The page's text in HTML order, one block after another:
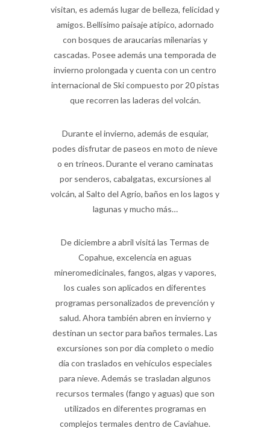
visitan, es además lugar de belleza, felicidad y
amigos. Bellísimo paisaje atípico, adornado
con bosques de araucarias milenarias y
cascadas. Posee además una temporada de
invierno prolongada y cuenta con un centro
internacional de Ski compuesto por 20 pistas
que recorren las laderas del volcán.
Durante el invierno, además de esquiar,
podes disfrutar de paseos en moto de nieve
o en trineos. Durante el verano caminatas
por senderos, cabalgatas, excursiones al
volcán, al Salto del Agrio, baños en los lagos y
lagunas y mucho más…
De diciembre a abril visitá las Termas de
Copahue, excelencia en aguas
mineromedicinales, fangos, algas y vapores,
los cuales son aplicados en diferentes
programas personalizados de prevención y
salud. Ahora también abren en invierno y
destinan un sector para baños termales. Las
excursiones son por día completo o medio
día con traslados en vehículos especiales
para nieve. Además se trasladan algunos
recursos termales (fango y aguas) que son
utilizados en diferentes programas en
complejos termales dentro de Caviahue.